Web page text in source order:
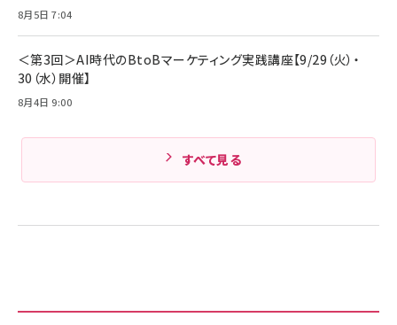
8月5日 7:04
＜第3回＞AI時代のBtoBマーケティング実践講座【9/29（火）・
30（水）開催】
8月4日 9:00
すべて見る